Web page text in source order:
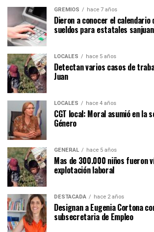
GREMIOS hace 7 años
Dieron a conocer el calendario
sueldos para estatales
LOCALES hace 5 años
Detectan varios casos de
Juan
LOCALES hace 4 años
CGT local: Moral asumió en la
Género
GENERAL hace 5 años
Mas de 300.000 niños fueron
explotación laboral
DESTACADA hace 2 años
Designan a Eugenia Cortona
subsecretaria de Empleo